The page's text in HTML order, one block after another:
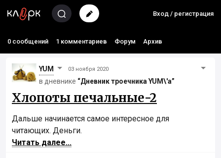
Вход / регистрация
0 сообщений 1 комментариев Форум Архив
YUM 03 ноября 2020
в дневнике “Дневник троечника YUM\'а”
Хлопоты печальные-2
Дальше начинается самое интересное для
читающих. Деньги.
Читать далее...